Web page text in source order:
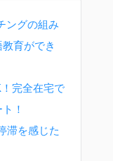
ングの組み
育ができ
完全在宅で
！
滞を感じた